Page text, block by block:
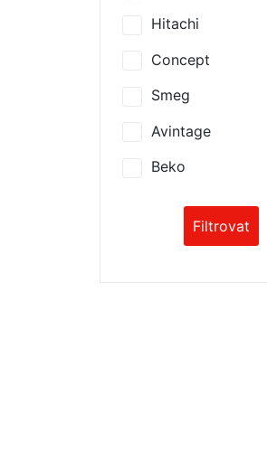
Hitachi
Concept
Smeg
Avintage
Beko
Filtrovat